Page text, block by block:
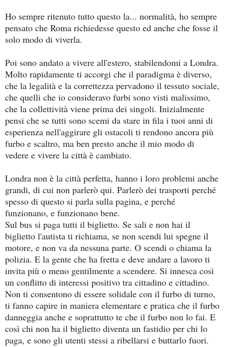
Ho sempre ritenuto tutto questo la... normalità, ho sempre
pensato che Roma richiedesse questo ed anche che fosse il
solo modo di viverla.
Poi sono andato a vivere all'estero, stabilendomi a Londra.
Molto rapidamente ti accorgi che il paradigma è diverso,
che la legalità e la correttezza pervadono il tessuto sociale,
che quelli che io consideravo furbi sono visti malissimo,
che la collettività viene prima dei singoli. Inizialmente
pensi che se tutti sono scemi da stare in fila i tuoi anni di
esperienza nell'aggirare gli ostacoli ti rendono ancora più
furbo e scaltro, ma ben presto anche il mio modo di
vedere e vivere la città è cambiato.
Londra non è la città perfetta, hanno i loro problemi anche
grandi, di cui non parlerò qui. Parlerò dei trasporti perché
spesso di questo si parla sulla pagina, e perché
funzionano, e funzionano bene.
Sul bus si paga tutti il biglietto. Se sali e non hai il
biglietto l'autista ti richiama, se non scendi lui spegne il
motore, e non va da nessuna parte. O scendi o chiama la
polizia. E la gente che ha fretta e deve andare a lavoro ti
invita più o meno gentilmente a scendere. Si innesca così
un conflitto di interessi positivo tra cittadino e cittadino.
Non ti consentono di essere solidale con il furbo di turno,
ti fanno capire in maniera elementare e pratica che il furbo
danneggia anche e soprattutto te che il furbo non lo fai. E
così chi non ha il biglietto diventa un fastidio per chi lo
paga, e sono gli utenti stessi a ribellarsi e buttarlo fuori.